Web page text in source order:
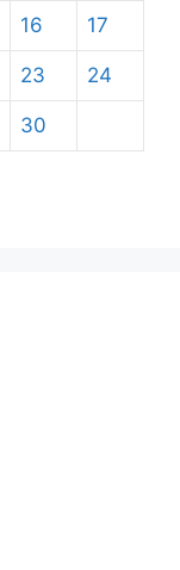
16 17
23 24
30